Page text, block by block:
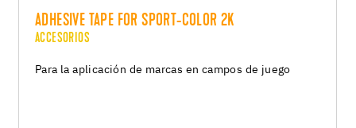
ADHESIVE TAPE FOR SPORT-COLOR 2K
ACCESORIOS
Para la aplicación de marcas en campos de juego